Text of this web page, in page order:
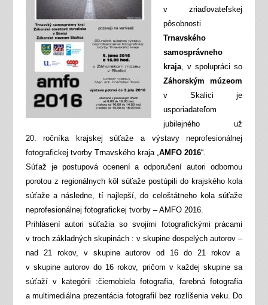
v zriaďovateľskej
pôsobnosti
Trnavského
samosprávneho
kraja, v spolupráci so
Záhorským múzeom
v Skalici je
usporiadateľom
jubilejného už
20. ročníka krajskej súťaže a výstavy neprofesionálnej
fotografickej tvorby Trnavského kraja „AMFO 2016“.
Súťaž je postupová ocenení a odporučení autori odbornou
porotou z regionálnych kôl súťaže postúpili do krajského kola
súťaže a následne, tí najlepší, do celoštátneho kola súťaže
neprofesionálnej fotografickej tvorby – AMFO 2016.
Prihlásení autori súťažia so svojimi fotografickými prácami
v troch základných skupinách : v skupine dospelých autorov –
nad 21 rokov, v skupine autorov od 16 do 21 rokov a
v skupine autorov do 16 rokov, pričom v každej skupine sa
súťaží v kategórii :čiernobiela fotografia, farebná fotografia
a multimediálna prezentácia fotografií bez rozlíšenia veku. Do